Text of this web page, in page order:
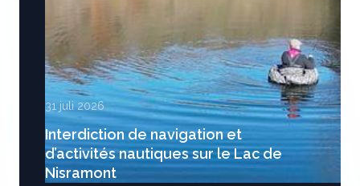
31 juli 2026
Interdiction de navigation et
d’activités nautiques sur le Lac de
Nisramont